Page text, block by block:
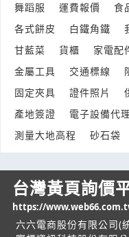
將小物件 從中和寄到五股
產業:貿易報關
來自:合OO醫 詢價
***t.gu@hlmt.com.tw
產業:醫療保健製品
來自:郭OO 詢價
您好，請問有小冰箱推薦
產業:家俱家飾製造代理
來自:人OO學OO 詢價
舞蹈服
運費報價 食
各式餅皮
白鐵角鐵
甘藍菜
貨櫃 家電配
金屬工具
交通標線
固定夾具
證件照片
產地簽證
電子設備代理
測量大地高程
砂石袋
台灣黃頁詢價
https://
六六電商股份有限公司(